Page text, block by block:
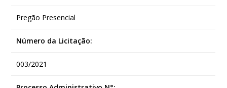
Pregão Presencial
Número da Licitação:
003/2021